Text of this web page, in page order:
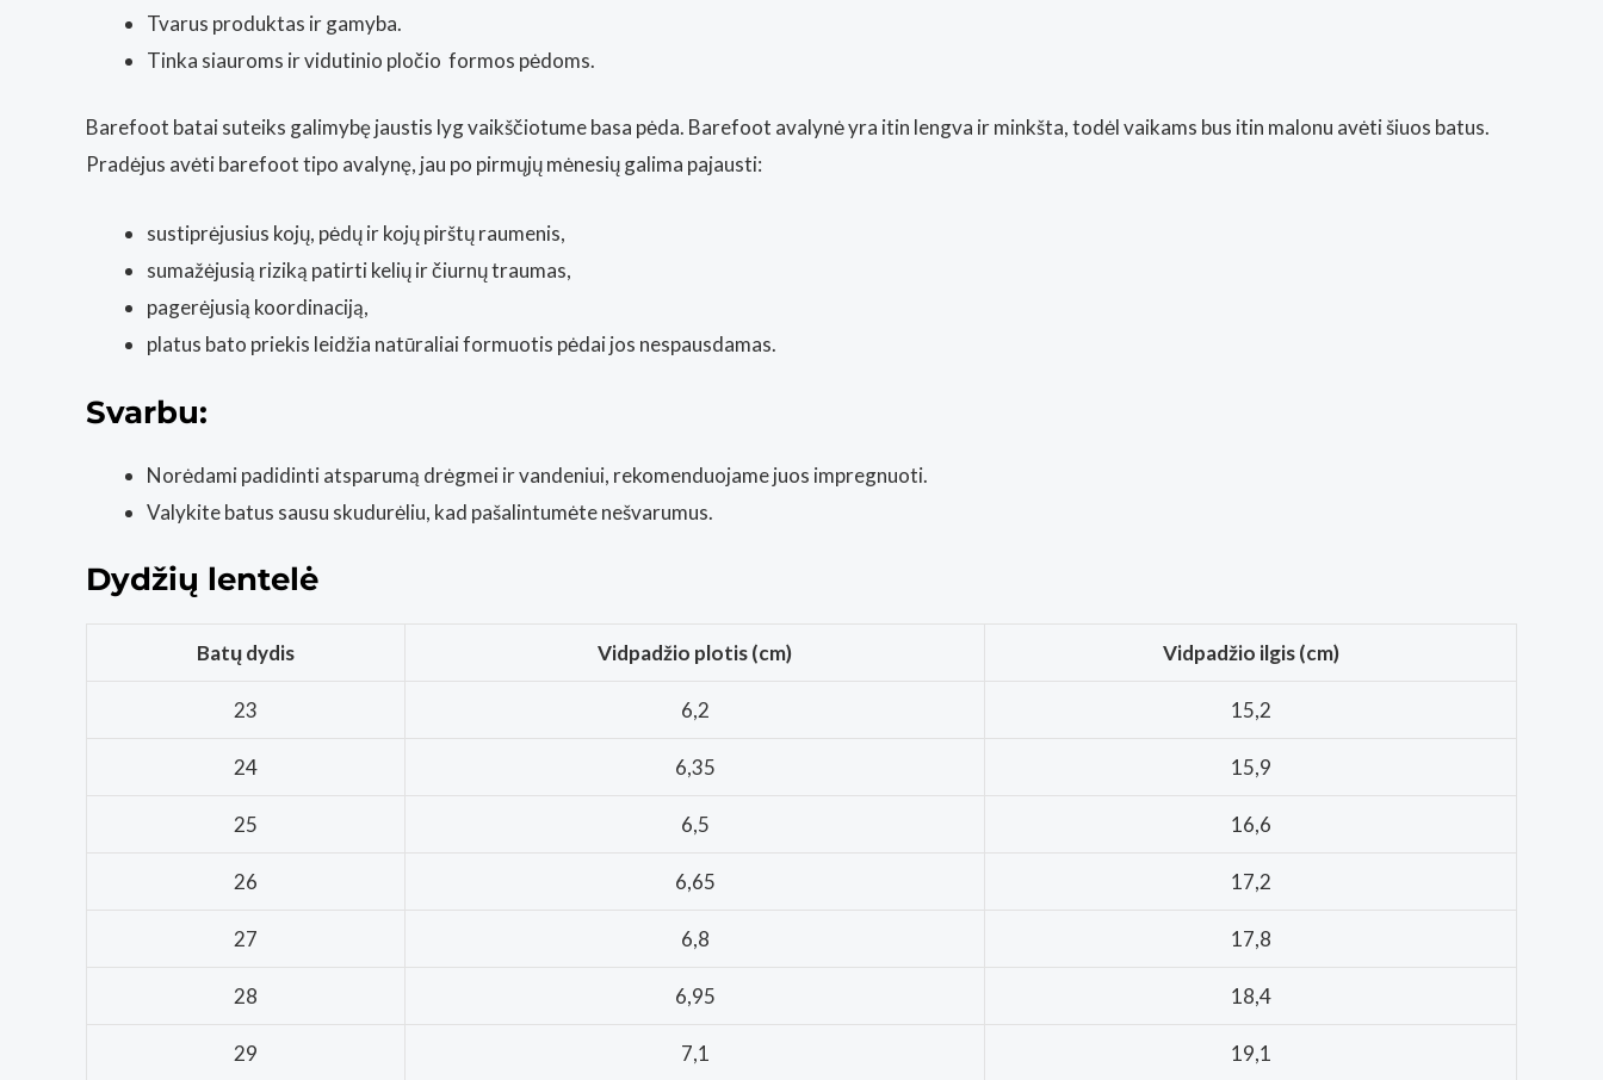
Tvarus produktas ir gamyba.
Tinka siauroms ir vidutinio pločio formos pėdoms.
Barefoot batai suteiks galimybę jaustis lyg vaikščiotume basa pėda. Barefoot avalynė yra itin lengva ir minkšta, todėl vaikams bus itin malonu avėti šiuos batus.
Pradėjus avėti barefoot tipo avalynę, jau po pirmųjų mėnesių galima pajausti:
sustiprėjusius kojų, pėdų ir kojų pirštų raumenis,
sumažėjusią riziką patirti kelių ir čiurnų traumas,
pagerėjusią koordinaciją,
platus bato priekis leidžia natūraliai formuotis pėdai jos nespausdamas.
Svarbu:
Norėdami padidinti atsparumą drėgmei ir vandeniui, rekomenduojame juos impregnuoti.
Valykite batus sausu skudurėliu, kad pašalintumėte nešvarumus.
Dydžių lentelė
Batų dydis Vidpadžio plotis (cm) Vidpadžio ilgis (cm)
23 6,2 15,2
24 6,35 15,9
25 6,5 16,6
26 6,65 17,2
27 6,8 17,8
28 6,95 18,4
29 7,1 19,1